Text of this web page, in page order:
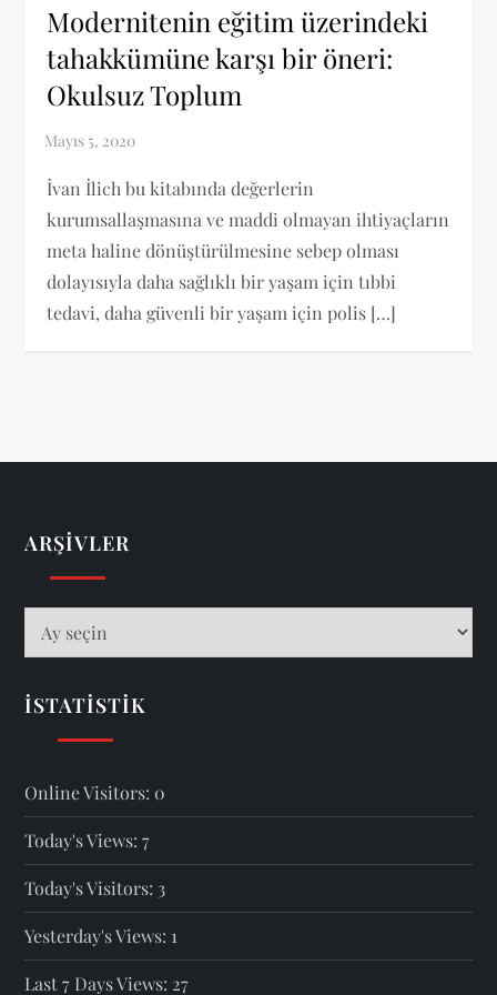
Modernitenin eğitim üzerindeki
tahakkümüne karşı bir öneri:
Okulsuz Toplum
İvan İlich bu kitabında değerlerin
kurumsallaşmasına ve maddi olmayan ihtiyaçların
meta haline dönüştürülmesine sebep olması
dolayısıyla daha sağlıklı bir yaşam için tıbbi
tedavi, daha güvenli bir yaşam için polis […]
ARŞIVLER
İSTATISTIK
Online Visitors: 0
Today's Views:7
Today's Visitors: 3
Yesterday's Views: 1
Last 7 Days Views: 27